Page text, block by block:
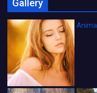
Gallery